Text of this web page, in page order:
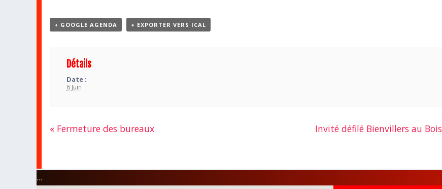
+ GOOGLE AGENDA + EXPORTER VERS ICAL
Détails
Date :
6 Juin
Navigation
« Fermeture des bureaux Invité défilé Bienvillers au Bois
...